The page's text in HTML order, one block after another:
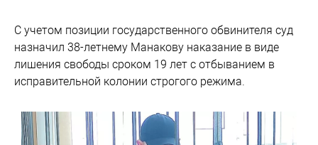
С учетом позиции государственного обвинителя суд
назначил 38-летнему Манакову наказание в виде
лишения свободы сроком 19 лет с отбыванием в
исправительной колонии строгого режима.